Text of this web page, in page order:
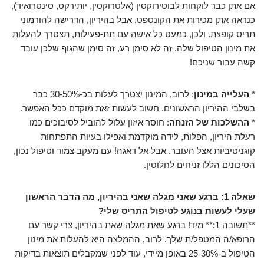
אם אתן כבר לוקחות לבוטירוקסין (אלטרוקסין, יותירקס, סינטרואיד),
כנראה אתן מכירות את הקונספט. אבל בהיריון, הדרישה להורמוני
תריס קופצת. ולכן, כמעט כל אישה עם תת-פעילות, תצטרך להעלות
את מינון הטיפול שלה. זה לא סימן רע, זה סימן שהגוף שלכן עובד
קשה עבור שניכם!
* העלייה במינון
: לרוב, המינון יצטרך לעלות בכ-30-50% כבר
בשלבי ההיריון הראשונים. חשוב לעשות זאת מוקדם ככל האפשר.
* ההשלכות של הזנחה: חוסר איזון עלול להוביל לסיבוכים כמו
רעלת היריון, הפלות, לידה מוקדמת ואפילו בעיות התפתחות
קוגניטיביות אצל העובר. אבל אל דאגה! עם מעקב צמוד וטיפול נכון,
הסיכונים הללו זניחים לחלוטין.
שאלה 1: ברגע שאני מגלה שאני בהיריון, מה הדבר הראשון
שעלי לעשות בנוגע לטיפול התריס שלי?
**תשובה 1:** מיד! ברגע שאת מגלה שאת בהיריון, צרי קשר עם
הרופא/ה המטפל/ת שלך. לרוב, ההמלצה היא להעלות את מינון
הטיפול ב-25-30% באופן מיידי, עוד לפני שמקבלים תוצאות בדיקות